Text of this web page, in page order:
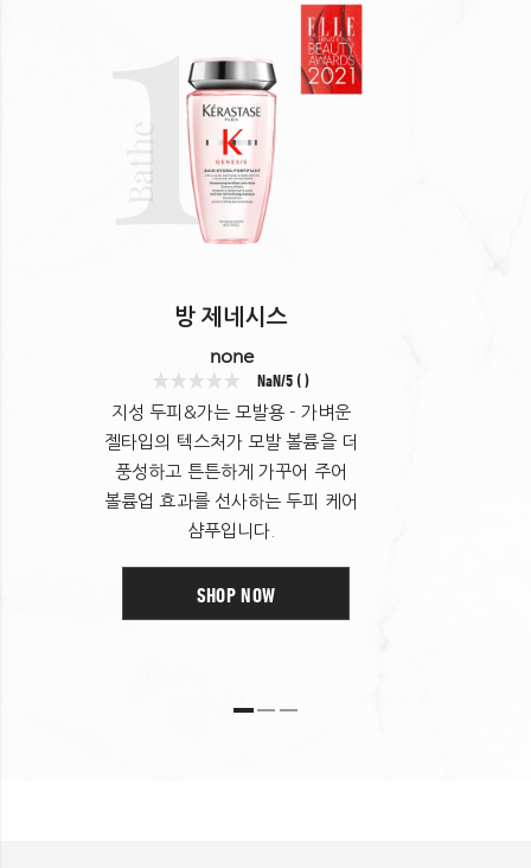
• 생강 뿌리 추출물: 외부 유해 요소로부터 모발 보호
• 에델바이스 추출물: 모발에 영양을 공급하며 유해 요소로부터
• 카페인: 두피를 깨워주어 순환에 도움을 줌
정제수 변성알코올 다이아미노피리미딘옥사이드
암모늄폴리아크릴로일다이메틸타우레이트 아미노메틸프로판올
시트릭애씨드 피이지-40하이드로제네이티드캐스터오일
피록톤올아민 카페인 알지닌 리모넨 나이아신아마이드
피리독신에이치씨엘 리날룰 잇꽃글루코사이드
벤질살리실레이트 쿠마린 시트랄 벤질알코올
자일리틸글루코사이드 시트로넬올 벤질벤조에이트
1
방 제네시스
none
NaN/5 ( )
지성 두피&가는 모발용 - 가벼운
젤타입의 텍스처가 모발 볼륨을 더
풍성하고 튼튼하게 가꾸어 주어
볼륨업 효과를 선사하는 두피 케어
샴푸입니다.
SHOP NOW